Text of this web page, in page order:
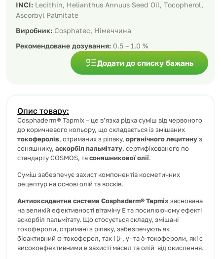
INCI: Lecithin, Helianthus Annuus Seed Oil, Tocopherol,
Ascorbyl Palmitate
Виробник: Cosphatec, Німеччина
Рекомендоване дозування: 0.5 – 1.0 %
Додати до списку бажань
Опис товару:
Cosphaderm® Tapmix – це в’язка рідка суміш від червоного
до коричневого кольору, що складається із змішаних
токоферолів, отриманих з ріпаку, органічного лецитинуз
соняшнику, аскорбіл пальмітату, сертифікованого по
стандарту COSMOS, тасоняшникової олії.
Суміш забезпечує захист компонентів косметичних
рецептур на основі олій та восків.
Антиоксидантна система Cosphaderm® Tapmix заснована
на великій ефективності вітаміну Е та посилюючому ефекті
аскорбіл пальмітату. Що стосується складу, змішані
токофероли, отримані з ріпаку, забезпечують як
біоактивний α-токоферол, так і β-, γ- та δ-токофероли, які є
високоефективними в захисті масел та олій від окислення.